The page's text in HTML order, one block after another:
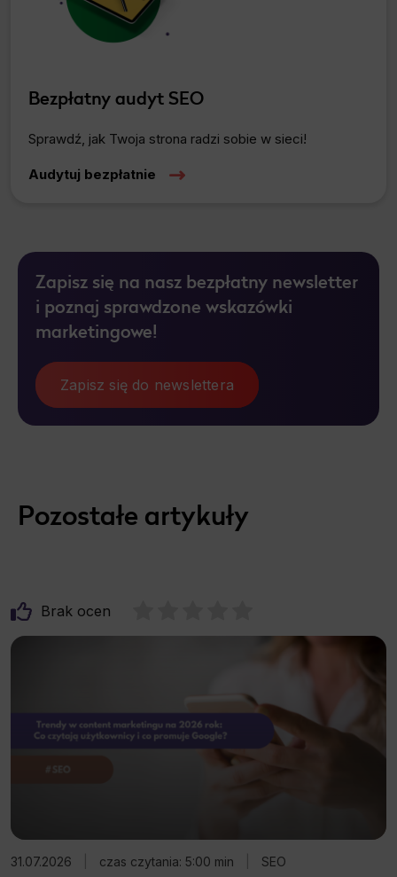
Bezpłatny audyt SEO
Sprawdź, jak Twoja strona radzi sobie w sieci!
Audytuj bezpłatnie
Zapisz się na nasz bezpłatny newsletter
i poznaj sprawdzone wskazówki
marketingowe!
Zapisz się do newslettera
Pozostałe artykuły
Brak ocen
31.07.2026 czas czytania: 5:00 min SEO